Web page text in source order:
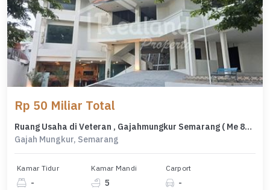
Rp 50 Miliar Total
Ruang Usaha di Veteran , Gajahmungkur Semarang ( Me 8113 )
Gajah Mungkur, Semarang
Kamar Tidur
-
Kamar Mandi
5
Carport
-